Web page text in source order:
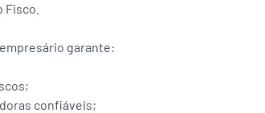
garante:
confiáveis;